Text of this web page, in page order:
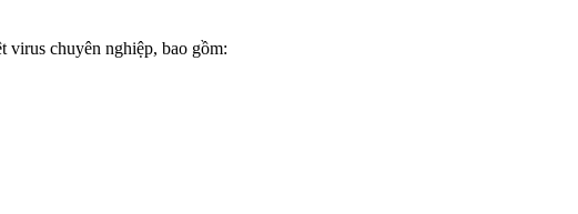
virus chuyên nghiệp, bao gồm: